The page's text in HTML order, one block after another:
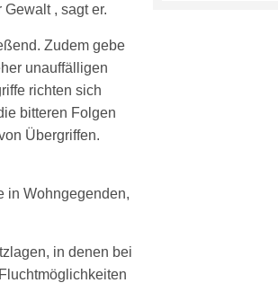
Gewalt , sagter.
Zudem gebe
unauffälligen
richten sich
bitteren Folgen
Übergriffen.
in Wohngegenden,
in denen bei